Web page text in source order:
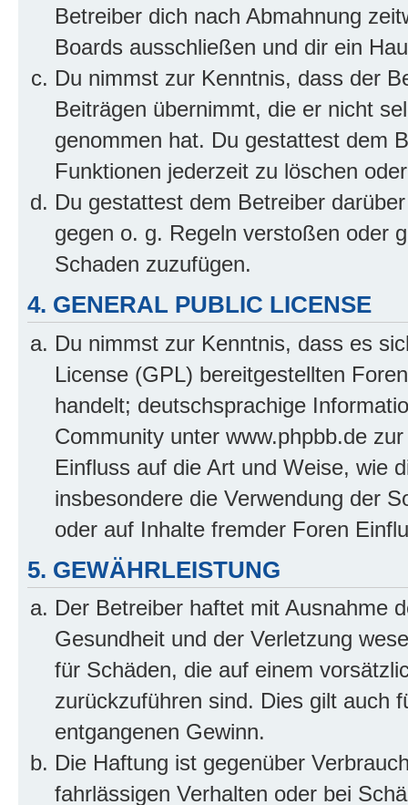
Betreiber dich nach Abmahnung
Boards ausschließen und dir ein
Du nimmst zur Kenntnis, dass der
Beiträgen übernimmt, die er nicht
genommen hat. Du gestattest dem
Funktionen jederzeit zu löschen
Du gestattest dem Betreiber
gegen o. g. Regeln verstoßen oder
Schaden zuzufügen.
4. GENERAL PUBLIC LICENSE
Du nimmst zur Kenntnis, dass es
License (GPL) bereitgestellten
handelt; deutschsprachige
Community unter www.phpbb.de
Einfluss auf die Art und Weise, wie
insbesondere die Verwendung der
oder auf Inhalte fremder Foren
5. GEWÄHRLEISTUNG
Der Betreiber haftet mit Ausnahme
Gesundheit und der Verletzung
für Schäden, die auf einem
zurückzuführen sind. Dies gilt auch
entgangenen Gewinn.
Die Haftung ist gegenüber
fahrlässigen Verhalten oder bei